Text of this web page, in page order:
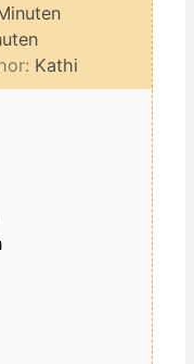
Kathi